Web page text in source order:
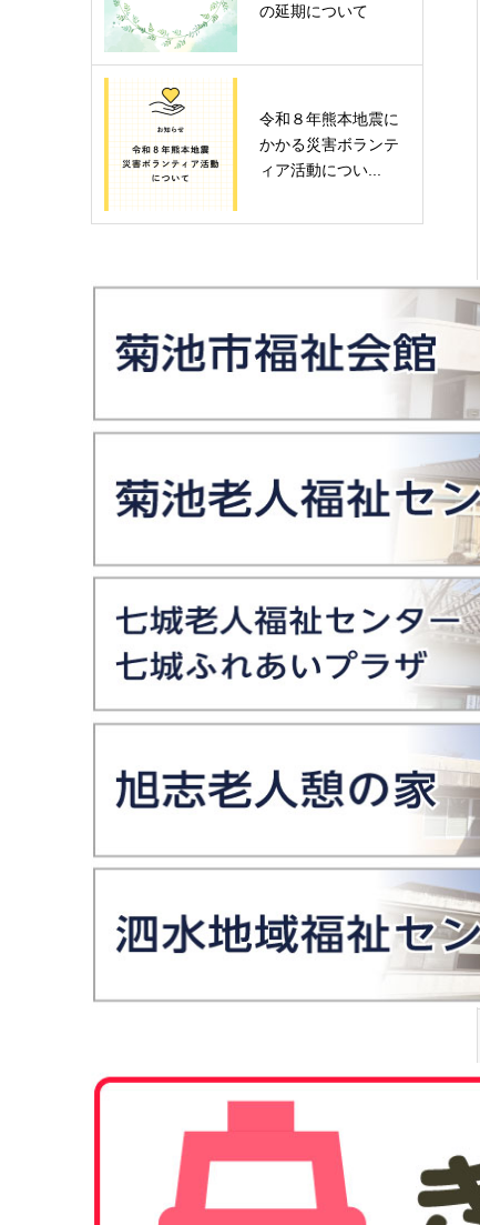
の延期について
令和８年熊本地震に
かかる災害ボランテ
ィア活動につい...